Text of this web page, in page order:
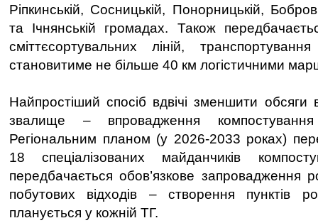
Ріпкинській, Сосницькій, Понорницькій,
та Ічнянській громадах. Також
сміттєсортувальних ліній,
становитиме не більше 40 км логістичними
Найпростіший спосіб вдвічі зменшити обсяги
звалище – впровадження
Регіональним планом (у 2026-2033 роках)
18 спеціалізованих майданчиків
передбачається обов’язкове запровадження
побутових відходів – створення пунктів
планується у кожній ТГ.